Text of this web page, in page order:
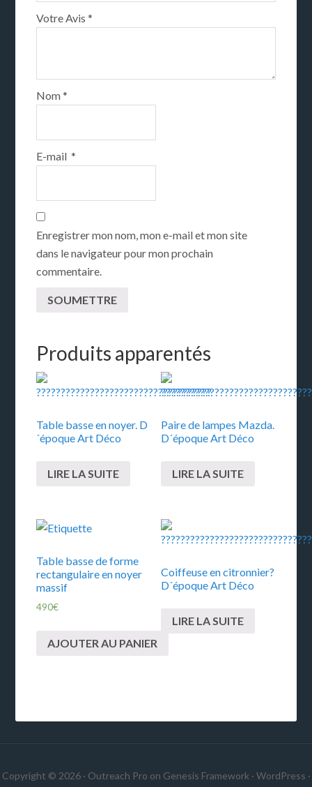
Votre Avis*
Nom*
E-mail*
Enregistrer mon nom, mon e-mail et mon site
dans le navigateur pour mon prochain
commentaire.
Produits apparentés
Table basse en noyer. D
´époque Art Déco
LIRE LA SUITE
Paire de lampes Mazda.
D´époque Art Déco
LIRE LA SUITE
Table basse de forme
rectangulaire en noyer
massif
490€
AJOUTER AU PANIER
Coiffeuse en citronnier?
D´époque Art Déco
LIRE LA SUITE
Copyright © 2026 · Outreach Pro on Genesis Framework · WordPress ·